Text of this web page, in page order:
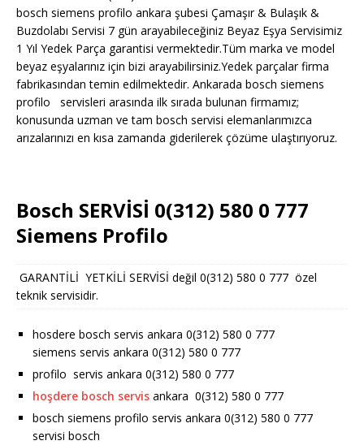
bosch siemens profilo ankara şubesi Çamaşır & Bulaşık &
Buzdolabı Servisi 7 gün arayabileceğiniz Beyaz Eşya Servisimiz
1 Yıl Yedek Parça garantisi vermektedir.Tüm marka ve model
beyaz eşyalarınız için bizi arayabilirsiniz.Yedek parçalar firma
fabrikasından temin edilmektedir. Ankarada bosch siemens
profilo servisleri arasında ilk sırada bulunan firmamız;
konusunda uzman ve tam bosch servisi elemanlarımızca
arızalarınızı en kısa zamanda giderilerek çözüme ulaştırıyoruz.
Bosch SERVİSİ 0(312) 580 0 777
Siemens Profilo
GARANTİLİ YETKİLİ SERVİSİ değil 0(312) 580 0 777 özel
teknik servisidir.
hosdere bosch servis ankara 0(312) 580 0 777
siemens servis ankara 0(312) 580 0 777
profilo servis ankara 0(312) 580 0 777
hoşdere bosch servis ankara 0(312) 580 0 777
bosch siemens profilo servis ankara 0(312) 580 0 777
servisi bosch